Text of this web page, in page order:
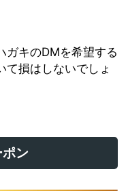
ガキのDMを希望する
て損はしないでしょ
ン